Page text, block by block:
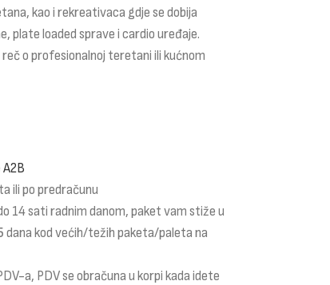
kao i rekreativaca gdje se dobija
plate loaded sprave i cardio uređaje.
o profesionalnoj teretani ili kućnom
A2B
ili po predračunu
14 sati radnim danom, paket vam stiže u
dana kod većih/težih paketa/paleta na
a, PDV se obračuna u korpi kada idete